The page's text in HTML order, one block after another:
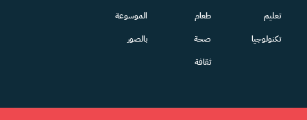
تعليم
تكنولوجيا
طعام
صحة
ثقافة
الموسوعة
بالصور